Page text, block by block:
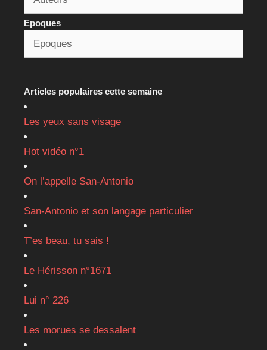
Epoques
Articles populaires cette semaine
Les yeux sans visage
Hot vidéo n°1
On l’appelle San-Antonio
San-Antonio et son langage particulier
T’es beau, tu sais !
Le Hérisson n°1671
Lui n° 226
Les morues se dessalent